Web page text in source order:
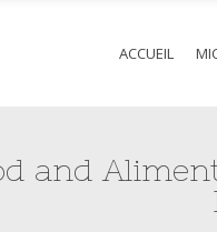
ACCUEIL
and